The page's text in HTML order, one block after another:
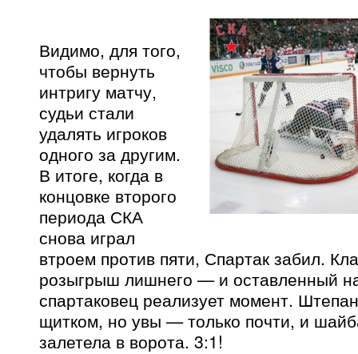
Видимо, для того,
чтобы вернуть
интригу матчу,
судьи стали
удалять игроков
одного за другим.
В итоге, когда в
концовке второго
периода СКА
снова играл
втроем против пяти, Спартак забил.
розыгрыш лишнего — и оставленный
спартаковец реализует момент.
щитком, но увы — только почти, и
залетела в ворота. 3:1!